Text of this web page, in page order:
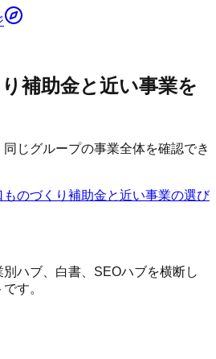
補助金と近い事業を
じグループの事業全体を確認でき
ものづくり補助金と近い事業の選び
ハブ、白書、SEOハブを横断し
す。